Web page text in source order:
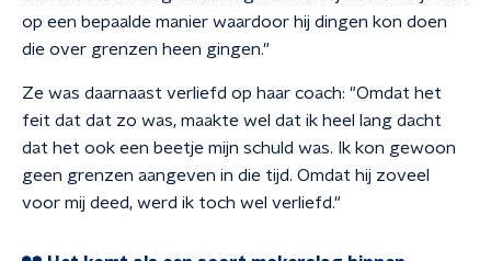
op een bepaalde manier waardoor hij dingen kon doen
die over grenzen heen gingen."
Ze was daarnaast verliefd op haar coach: "Omdat het
feit dat dat zo was, maakte wel dat ik heel lang dacht
dat het ook een beetje mijn schuld was. Ik kon gewoon
geen grenzen aangeven in die tijd. Omdat hij zoveel
voor mij deed, werd ik toch wel verliefd."